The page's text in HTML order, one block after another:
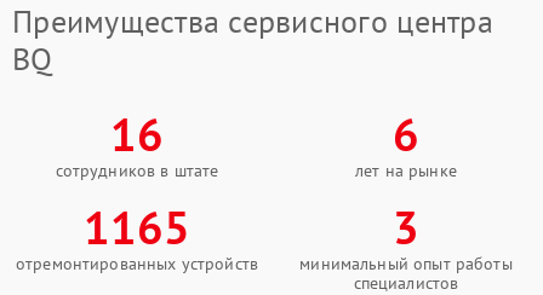
Преимущества сервисного центра
BQ
16
сотрудников в штате
6
лет на рынке
1165
отремонтированных устройств
3
минимальный опыт работы
специалистов